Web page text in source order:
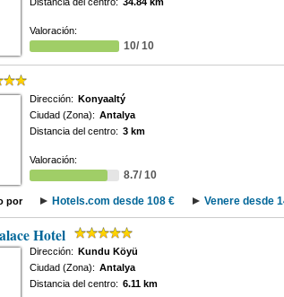
Valoración:
10/ 10
Dirección: Konyaaltý
Ciudad (Zona): Antalya
Distancia del centro: 3 km
Valoración:
8.7/ 10
por Hotels.com desde 108 € Venere desde
Hotel
Dirección: Kundu Köyü
Ciudad (Zona): Antalya
Distancia del centro: 6.11 km